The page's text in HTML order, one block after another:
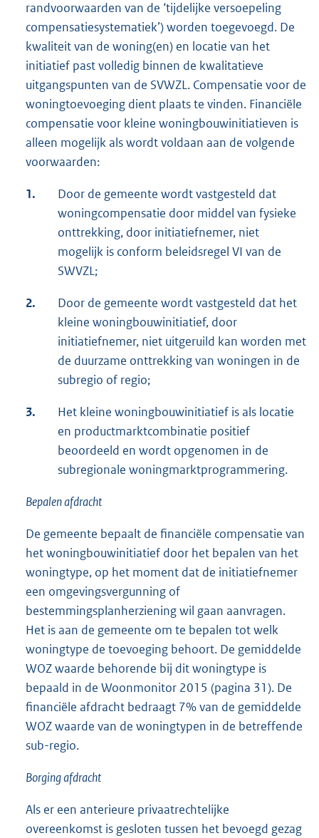
randvoorwaarden van de ‘tijdelijke versoepeling
compensatiesystematiek’) worden toegevoegd. De
kwaliteit van de woning(en) en locatie van het
initiatief past volledig binnen de kwalitatieve
uitgangspunten van de SVWZL. Compensatie voor de
woningtoevoeging dient plaats te vinden. Financiële
compensatie voor kleine woningbouwinitiatieven is
alleen mogelijk als wordt voldaan aan de volgende
voorwaarden:
1.
Door de gemeente wordt vastgesteld dat
woningcompensatie door middel van fysieke
onttrekking, door initiatiefnemer, niet
mogelijk is conform beleidsregel VI van de
SWVZL;
2.
Door de gemeente wordt vastgesteld dat het
kleine woningbouwinitiatief, door
initiatiefnemer, niet uitgeruild kan worden met
de duurzame onttrekking van woningen in de
subregio of regio;
3.
Het kleine woningbouwinitiatief is als locatie
en productmarktcombinatie positief
beoordeeld en wordt opgenomen in de
subregionale woningmarktprogrammering.
Bepalen afdracht
De gemeente bepaalt de financiële compensatie van
het woningbouwinitiatief door het bepalen van het
woningtype, op het moment dat de initiatiefnemer
een omgevingsvergunning of
bestemmingsplanherziening wil gaan aanvragen.
Het is aan de gemeente om te bepalen tot welk
woningtype de toevoeging behoort. De gemiddelde
WOZ waarde behorende bij dit woningtype is
bepaald in de Woonmonitor 2015 (pagina 31). De
financiële afdracht bedraagt 7% van de gemiddelde
WOZ waarde van de woningtypen in de betreffende
sub-regio.
Borging afdracht
Als er een anterieure privaatrechtelijke
overeenkomst is gesloten tussen het bevoegd gezag